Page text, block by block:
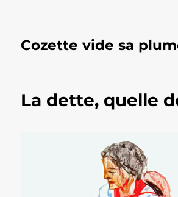
Cozette vide sa
La dette, quelle